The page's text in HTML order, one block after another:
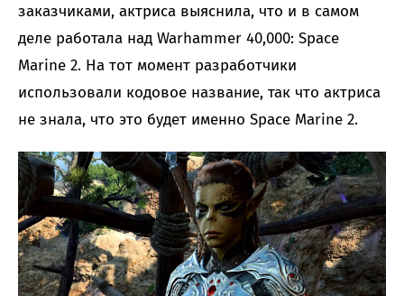
заказчиками, актриса выяснила, что и в самом
деле работала над Warhammer 40,000: Space
Marine 2. На тот момент разработчики
использовали кодовое название, так что актриса
не знала, что это будет именно Space Marine 2.